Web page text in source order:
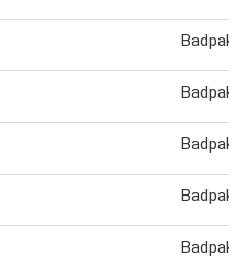
Badpak
Badpak
Badpak
Badpak
Badpak